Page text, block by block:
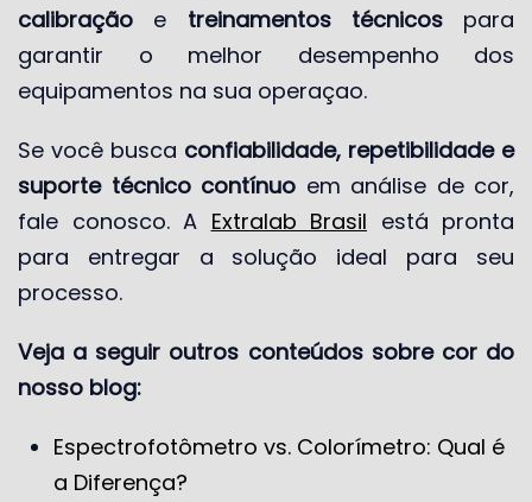
calibração e treinamentos técnicospara
garantir o melhor desempenho dos
equipamentos na sua operaçao.
Se você busca confiabilidade, repetibilidade e
suporte técnico contínuo em análise de cor,
fale conosco. A Extralab Brasil está pronta
para entregar a solução ideal para seu
processo.
Veja a seguir outros conteúdos sobre cor do
nosso blog:
Espectrofotômetro vs. Colorímetro: Qual é
a Diferença?